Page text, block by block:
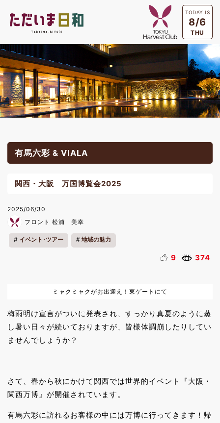
TODAY IS
8/6
THU
有馬六彩 & VIALA
関西・大阪 万国博覧会2025
2025/06/30
フロント 松浦 美幸
イベント･ツアー 地域の魅力
9 374
ミャクミャクがお出迎え！東ゲートにて
梅雨明け宣言がついに発表され、すっかり真夏のように蒸
し暑い日々が続いておりますが、皆様体調崩したりしてい
ませんでしょうか？
さて、春から秋にかけて関西では世界的イベント『大阪・
関西万博』が開催されています。
有馬六彩に訪れるお客様の中には万博に行ってきます！帰